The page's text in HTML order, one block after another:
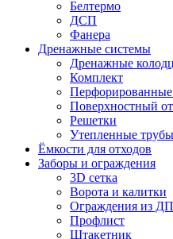
Белтермо
ДСП
Фанера
Дренажные системы
Дренажные
Комплект
Поверхностный
Решетки
Утепленные трубы
Ёмкости для отходов
Заборы и ограждения
3D сетка
Ворота и калитки
Ограждения из
Профлист
Штакетник